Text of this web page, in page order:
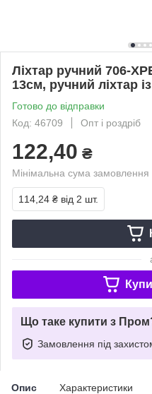
Ліхтар ручний 706-
13см, ручний ліхтар
Готово до відправки
Код: 46709
Опт і роздріб
122,40 ₴
Мінімальна сума
114,24 ₴ від 2 шт.
Що таке купити з
Замовлення під
Опис Характеристики